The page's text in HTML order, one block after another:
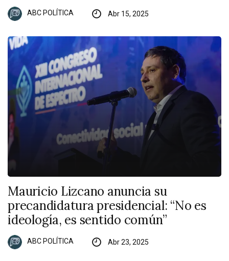
ABC POLÍTICA Abr 15, 2025
Mauricio Lizcano anuncia su
precandidatura presidencial: “No es
ideología, es sentido común”
ABC POLÍTICA Abr 23, 2025